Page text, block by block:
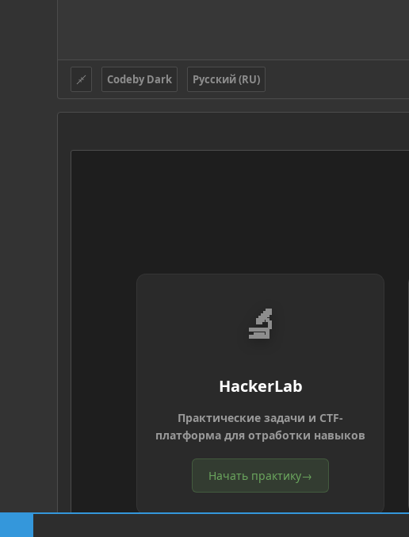
Codeby Dark Русский (RU)
🔬
HackerLab
Практические задачи и CTF-
платформа для отработки навыков
Начать практику→